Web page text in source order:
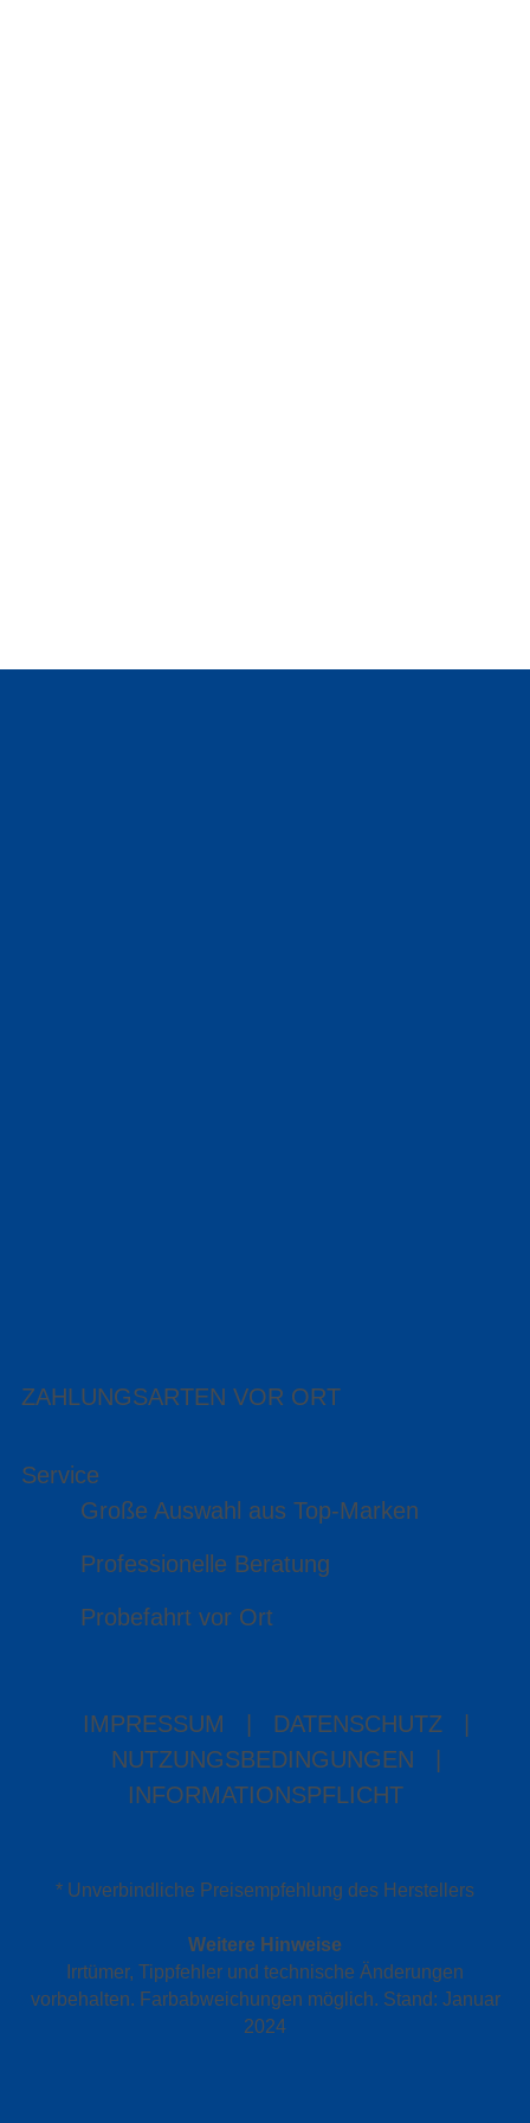
ZAHLUNGSARTEN VOR ORT
Service
Große Auswahl aus Top-Marken
Professionelle Beratung
Probefahrt vor Ort
IMPRESSUM DATENSCHUTZ
NUTZUNGSBEDINGUNGEN
INFORMATIONSPFLICHT
* Unverbindliche Preisempfehlung des Herstellers
Weitere Hinweise
Irrtümer, Tippfehler und technische Änderungen
vorbehalten. Farbabweichungen möglich. Stand: Januar
2024